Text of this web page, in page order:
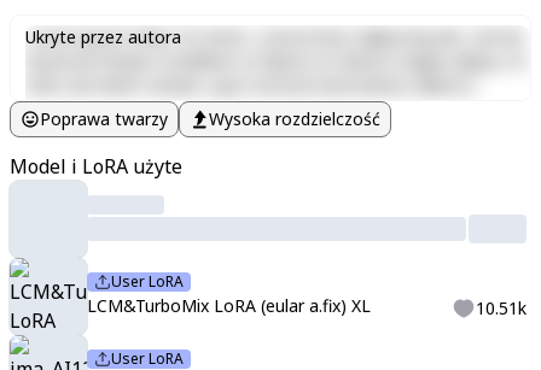
Lorem ipsum dolor sit amet, consectetur adipiscing elit, sed do
laboris nisi ut aliquip ex ea commodo consequat. Duis aute irure
dolor in reprehenderit in voluptate velit esse cillum dolore eu
fugiat nulla pariatur. Excepteur sint occaecat cupidatat non
proident, sunt in culpa qui officia deserunt mollit anim id est
Ukryte przez autora
Poprawa twarzy Wysoka rozdzielczość
Model i LoRA użyte
User LoRA
LCM&TurboMix LoRA (eular a.fix) XL 10.51k
User LoRA